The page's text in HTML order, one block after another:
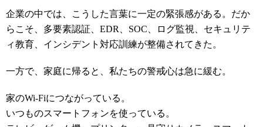
企業の中では、こうした言葉に一定の緊張感がある。だか
らこそ、多要素認証、EDR、SOC、ログ監視、セキュリテ
ィ教育、インシデント対応訓練が整備されてきた。
一方で、家庭に帰ると、私たちの警戒心は急に緩む。
家のWi-Fiにつながっている。
いつものスマートフォンを使っている。